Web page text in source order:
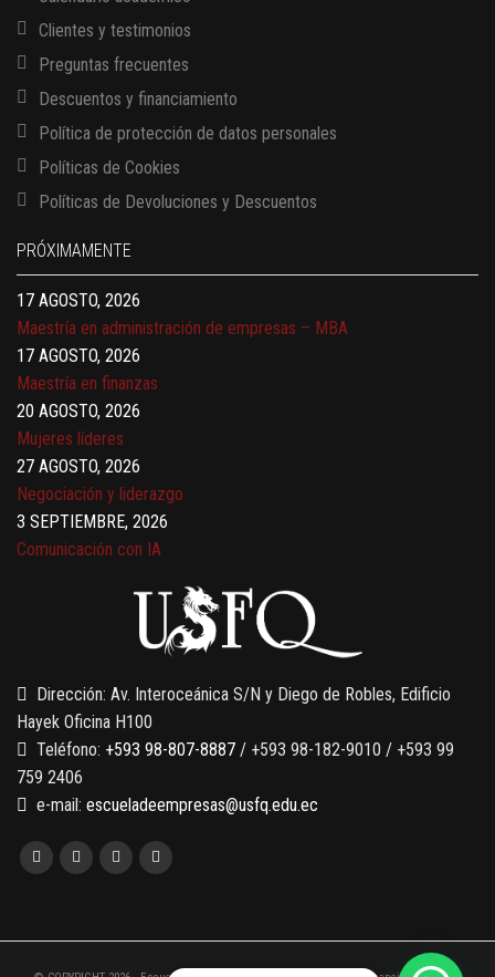
Clientes y testimonios
Preguntas frecuentes
Descuentos y financiamiento
Política de protección de datos personales
Políticas de Cookies
Políticas de Devoluciones y Descuentos
PRÓXIMAMENTE
13 AGOSTO, 2026
Finanzas para no financieros
17 AGOSTO, 2026
Gerencia de empresas familiares
17 AGOSTO, 2026
Maestría en administración de empresas – MBA
17 AGOSTO, 2026
Maestría en finanzas
20 AGOSTO, 2026
Mujeres líderes
27 AGOSTO, 2026
Negociación y liderazgo
3 SEPTIEMBRE, 2026
Comunicación con IA
Gobernanza de datos
Finanzas para no financieros
Dirección: Av. Interoceánica S/N y Diego de Robles, Edificio
Hayek Oficina H100
Teléfono: +593 98-807-8887 / +593 98-182-9010 / +593 99
759 2406
e-mail: escueladeempresas@usfq.edu.ec